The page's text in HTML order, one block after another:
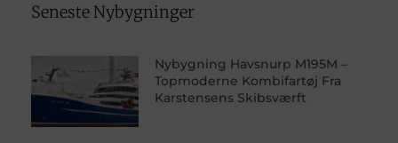
Seneste Nybygninger
Nybygning Havsnurp M195M –
Topmoderne Kombifartøj Fra
Karstensens Skibsværft